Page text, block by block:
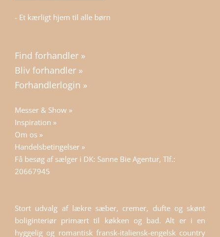
- Et kærligt hjem til alle børn
Find forhandler »
Bliv forhandler »
Forhandlerlogin »
Messer & Show »
Inspiration »
Om os »
Handelsbetingelser »
Få besøg af sælger i DK: Sanne Bie Agentur, Tlf.:
20667945
Stort udvalg af lækre sæber, cremer, dufte og skønt
boliginteriør primært til køkken og bad. Alt er i en
hyggelig og romantisk fransk-italiensk-engelsk country